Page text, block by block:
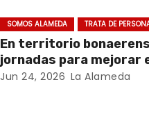
SOMOS ALAMEDA TRATA DE
En territorio
jornadas para mejorar
cuidado en comunidad
Jun 24, 2026 La Alameda